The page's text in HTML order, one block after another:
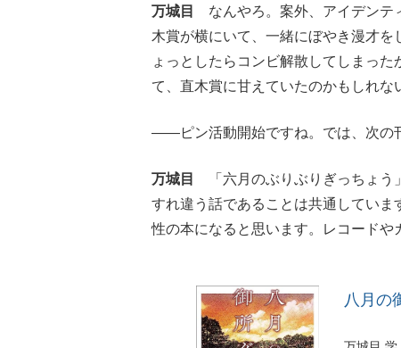
万城目
なんやろ。案外、アイデンテ
木賞が横にいて、一緒にぼやき漫才
ょっとしたらコンビ解散してしまっ
て、直木賞に甘えていたのかもしれな
――ピン活動開始ですね。では、次の
万城目
「六月のぶりぶりぎっちょう
すれ違う話であることは共通してい
性の本になると思います。レコードや
八月の